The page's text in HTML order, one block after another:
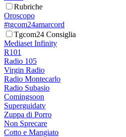
Rubriche
Oroscopo
#tgcom24amarcord
Tgcom24 Consiglia
Mediaset Infinity
R101
Radio 105
Virgin Radio
Radio Montecarlo
Radio Subasio
Comingsoon
Superguidatv
Zuppa di Porro
Non Sprecare
Cotto e Mangiato